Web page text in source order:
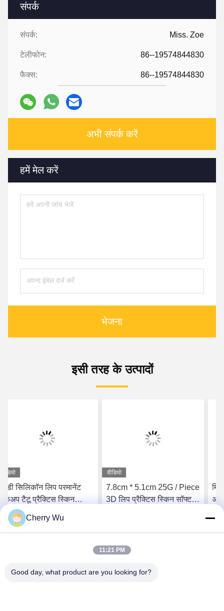
संपर्क
संपर्क: Miss. Zoe
टेलीफोन: 86--19574844830
फैक्स: 86--19574844830
अभी संपर्क करें
हमें मेल करें
भेजना
इसी तरह के उत्पादों
वीडियो
7.8cm * 5.1cm 25G / Piece
3D लिप प्रैक्टिस स्किन सॉफ्ट
सिलिकॉन माइक्रोनीडलिंग
सर्वोत्तम मूल्य प्राप्त करें
मिनी 3 डी सतह चेहरा खाली भौं
अभ्यास त्वचा सिलिकॉन
सर्वोत्तम मूल्य प्राप्त करें
Cherry Wu
11:21 PM
Good day, what product are you looking for?